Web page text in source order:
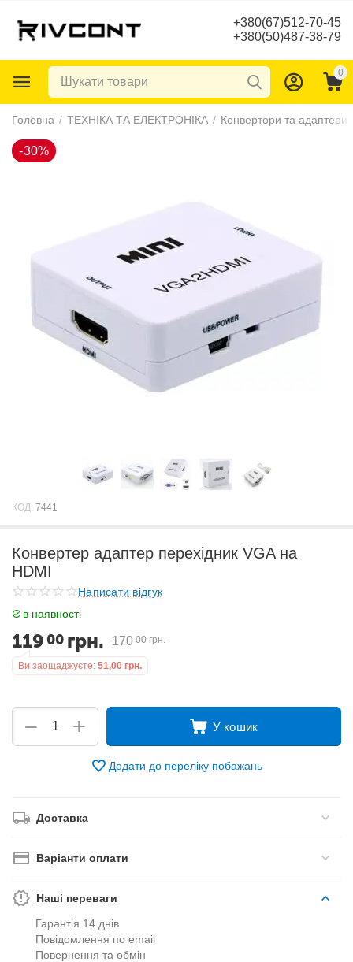
+380(67)512-70-45
+380(50)487-38-79
0
Головна / ТЕХНІКА ТА ЕЛЕКТРОНІКА / Конвертори та адаптери
КОД: 7441
Конвертер адаптер перехідник VGA на
HDMI
Написати відгук
в наявності
119 00 грн. 170 00 грн.
Ви заощаджуєте: 51,00 грн.
+
− У кошик
Додати до переліку побажань
Доставка
Варіанти оплати
Наші переваги
Гарантія 14 днів
Повідомлення по email
Повернення та обмін